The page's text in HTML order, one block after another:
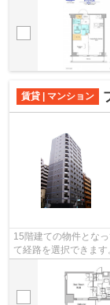
賃貸 | マンション
15階建ての物件とな
て経路を選択できま